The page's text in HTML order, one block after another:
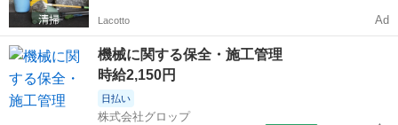
Lacotto Ad
機械に関する保全・施工管理
時給2,150円
日払い
株式会社グロップ